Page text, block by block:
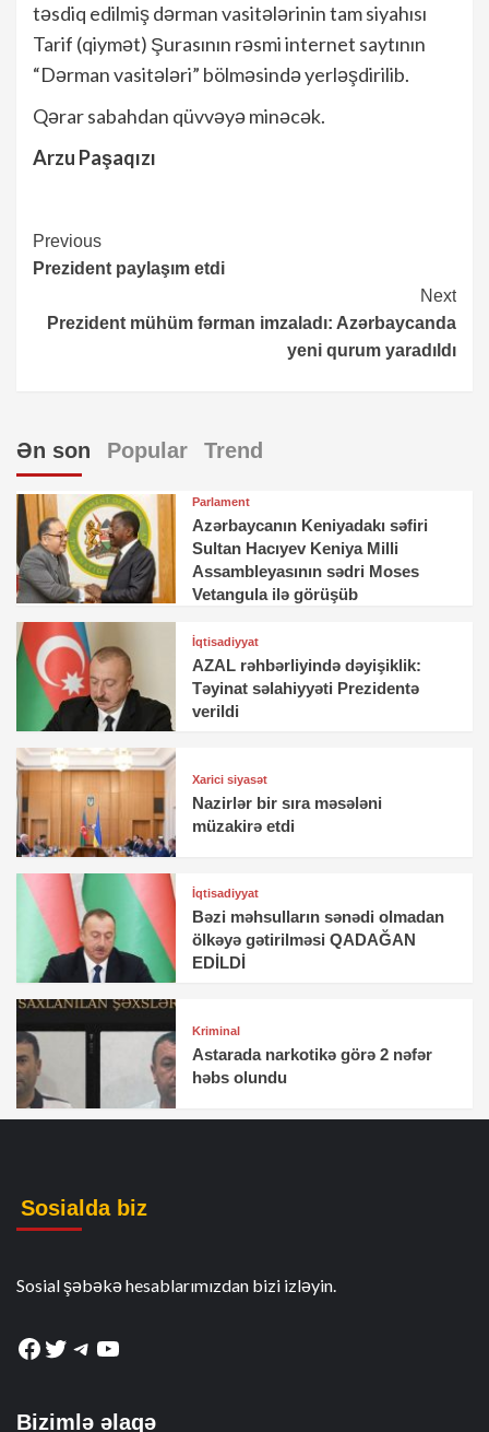
təsdiq edilmiş dərman vasitələrinin tam siyahısı
Tarif (qiymət) Şurasının rəsmi internet saytının
“Dərman vasitələri” bölməsində yerləşdirilib.
Qərar sabahdan qüvvəyə minəcək.
Arzu Paşaqızı
Continue
Reading
Previous
Prezident paylaşım etdi
Next
Prezident mühüm fərman imzaladı: Azərbaycanda
yeni qurum yaradıldı
Ən son Popular Trend
Parlament
Azərbaycanın Keniyadakı səfiri
Sultan Hacıyev Keniya Milli
Assambleyasının sədri Moses
Vetangula ilə görüşüb
İqtisadiyyat
AZAL rəhbərliyində dəyişiklik:
Təyinat səlahiyyəti Prezidentə
verildi
Xarici siyasət
Nazirlər bir sıra məsələni
müzakirə etdi
İqtisadiyyat
Bəzi məhsulların sənədi olmadan
ölkəyə gətirilməsi QADAĞAN
EDİLDİ
Kriminal
Astarada narkotikə görə 2 nəfər
həbs olundu
Sosialda biz
Sosial şəbəkə hesablarımızdan bizi izləyin.
Facebook
Twitter
Telegram
YouTube
Bizimlə əlaqə